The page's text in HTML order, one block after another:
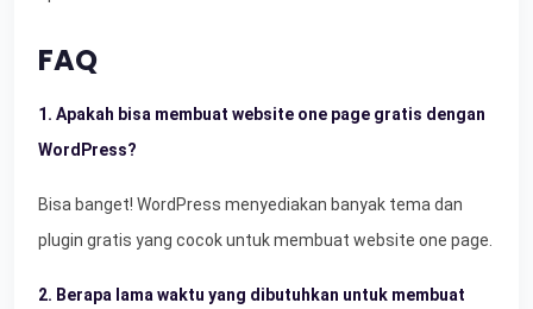
FAQ
1. Apakah bisa membuat website one page gratis dengan
WordPress?
Bisa banget! WordPress menyediakan banyak tema dan
plugin gratis yang cocok untuk membuat website one page.
2. Berapa lama waktu yang dibutuhkan untuk membuat